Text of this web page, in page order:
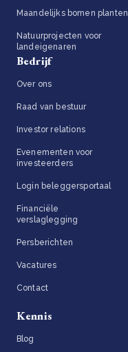
Maandelijks bomen planten
Natuurprojecten voor
landeigenaren
Bedrijf
Over ons
Raad van bestuur
Investor relations
Evenementen voor
investeerders
Login beleggersportaal
Financiële
verslaglegging
Persberichten
Vacatures
Contact
Kennis
Blog